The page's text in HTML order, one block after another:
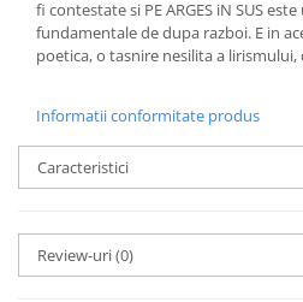
fi contestate si PE ARGES iN SUS
fundamentale de dupa razboi. E in
poetica, o tasnire nesilita a lirismului,
Informatii conformitate produs
Caracteristici
Review-uri(0)